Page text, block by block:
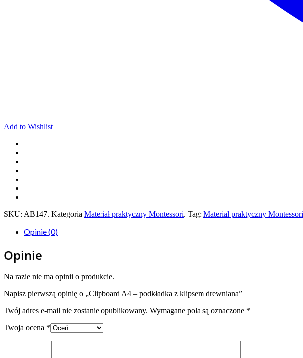
Add to Wishlist
SKU: AB147. Kategoria Materiał praktyczny Montessori. Tag: Materiał praktyczny Montessori
Opinie (0)
Opinie
Na razie nie ma opinii o produkcie.
Napisz pierwszą opinię o „Clipboard A4 – podkładka z klipsem drewniana”
Twój adres e-mail nie zostanie opublikowany. Wymagane pola są oznaczone *
Twoja ocena *